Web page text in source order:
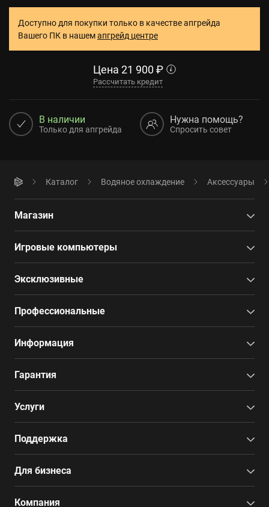
Доступно для покупки только в качестве апгрейда
Вашего ПК в нашемапгрейд центре
Цена 21 900 ₽
Рассчитать кредит
В наличии
Только для апгрейда
Нужна помощь?
Спросить совет
Каталог Водяное охлаждение Аксессуары
Магазин
Игровые компьютеры
Эксклюзивные
Профессиональные
Информация
Гарантия
Услуги
Поддержка
Для бизнеса
Компания